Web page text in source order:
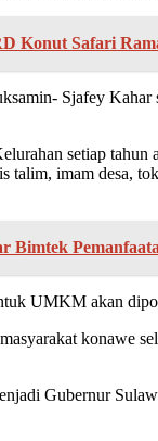
Konut Safari
Sjafey
setiap
imam desa,
Bimtek
UMKM akan
konawe
Gubernur